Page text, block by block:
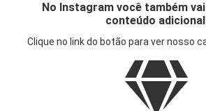
No Instagram você também
conteúdo
Clique no link do botão para ver nosso